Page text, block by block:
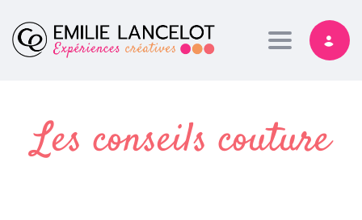
Toggle
Les conseils couture